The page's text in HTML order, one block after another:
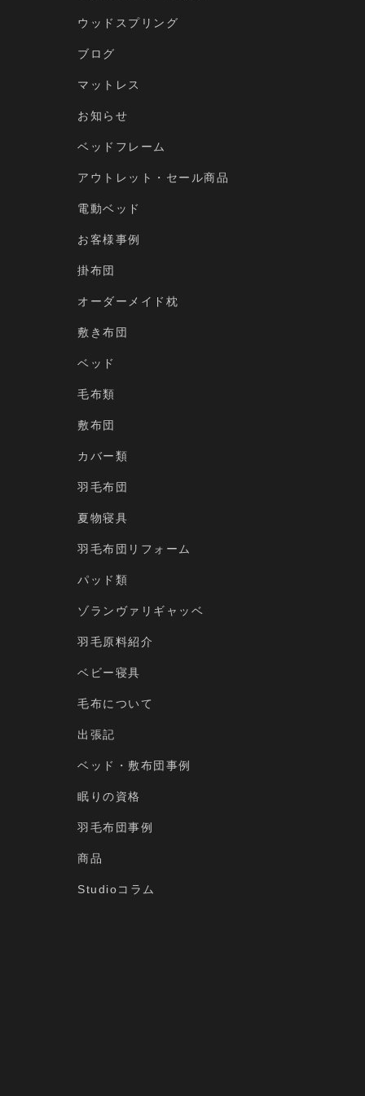
ウッドスプリング
ブログ
マットレス
お知らせ
ベッドフレーム
アウトレット・セール商品
電動ベッド
お客様事例
掛布団
オーダーメイド枕
敷き布団
ベッド
毛布類
敷布団
カバー類
羽毛布団
夏物寝具
羽毛布団リフォーム
パッド類
ゾランヴァリギャッベ
羽毛原料紹介
ベビー寝具
毛布について
出張記
ベッド・敷布団事例
眠りの資格
羽毛布団事例
商品
Studioコラム